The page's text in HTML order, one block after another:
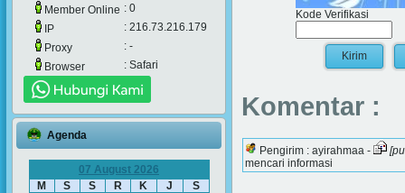
Member Online : 0
IP
: 216.73.216.179
Proxy
: -
Browser
: Safari
Agenda
07 August 2026
M
S S R K J S
Kode Verifikasi
Komentar :
Pengirim : ayirahmaa -
mencari informasi